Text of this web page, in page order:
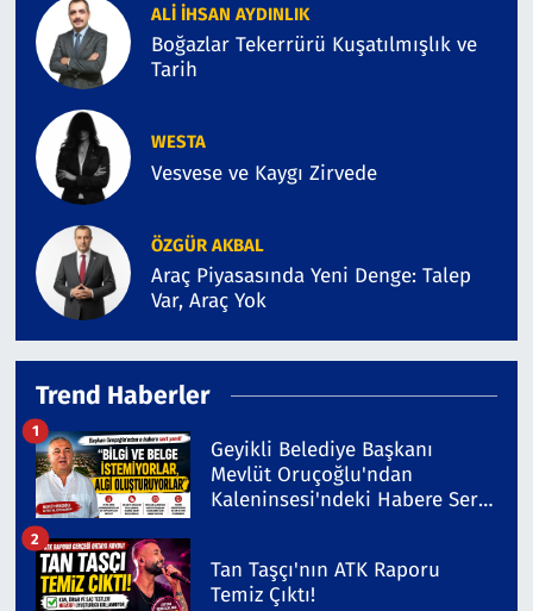
ALI İHSAN AYDINLIK
Boğazlar Tekerrürü Kuşatılmışlık ve
Tarih
WESTA
Vesvese ve Kaygı Zirvede
ÖZGÜR AKBAL
Araç Piyasasında Yeni Denge: Talep
Var, Araç Yok
Trend Haberler
Geyikli Belediye Başkanı
Mevlüt Oruçoğlu'ndan
Kaleninsesi'ndeki Habere Sert
1
Tan Taşçı'nın ATK Raporu
Temiz Çıktı!
2